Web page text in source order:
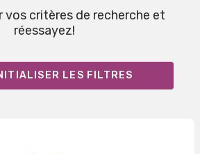
vos critères de recherche et
réessayez!
LES FILTRES